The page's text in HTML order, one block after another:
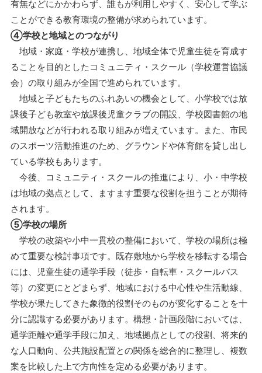
有無などにかかわらず、誰もが利用しやすく、安心して学ぶ
ことができる教育環境の整備が求められています。
④学校と地域とのつながり
地域・家庭・学校が連携し、地域全体で児童生徒を育成す
ることを目的としたコミュニティ・スクール（学校運営協議
会）の取り組みが全国で進められています。
地域と子どもたちのふれあいの機会として、小学校では放
課後子ども教室や放課後児童クラブの開設、学校図書館の地
域開放などが行われる取り組みが増えています。また、市民
のスポーツ活動推進のため、グラウンドや体育館を貸し出し
ている学校もあります。
今後、コミュニティ・スクールの推進により、小・中学校
は地域の拠点として、ますます重要な役割を担うことが期待
されます。
⑤学校の場所
学校の改築や小中一貫校の整備において、学校の場所は極
めて重要な検討事項です。既存敷地から学校を移転する場合
には、児童生徒の通学手段（徒歩・自転車・スクールバス
等）の変更にとどまらず、地域における中心性や生活動線、
学校が果たしてきた象徴的役割そのものが変化することを十
分に認識する必要があります。構想・計画段階においては、
通学距離や通学手段に加え、地域拠点としての役割、将来的
な人口動向、公共施設配置との関係を総合的に整理し、複数
案を比較した上で方向性を定める必要があります。